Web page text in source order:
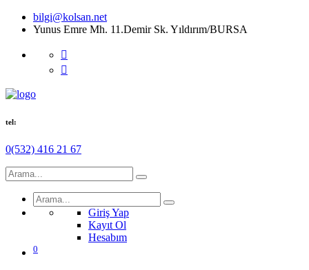
bilgi@kolsan.net
Yunus Emre Mh. 11.Demir Sk. Yıldırım/BURSA
tel:
0(532) 416 21 67
Giriş Yap
Kayıt Ol
Hesabım
0